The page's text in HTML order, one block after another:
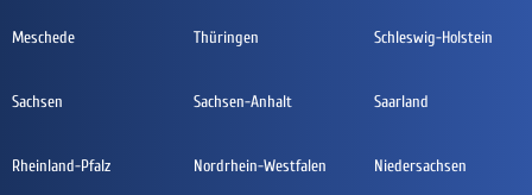
Meschede Thüringen Schleswig-Holstein
Sachsen Sachsen-Anhalt Saarland
Rheinland-Pfalz Nordrhein-Westfalen Niedersachsen